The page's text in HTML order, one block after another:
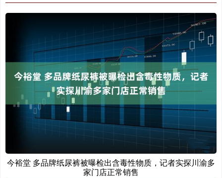
今裕堂 多品牌纸尿裤被曝检出含毒性物质，记者实探川渝多
家门店正常销售